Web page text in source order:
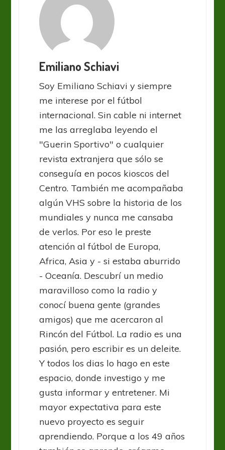
Emiliano Schiavi
Soy Emiliano Schiavi y siempre
me interese por el fútbol
internacional. Sin cable ni internet
me las arreglaba leyendo el
"Guerin Sportivo" o cualquier
revista extranjera que sólo se
conseguía en pocos kioscos del
Centro. También me acompañaba
algún VHS sobre la historia de los
mundiales y nunca me cansaba
de verlos. Por eso le preste
atención al fútbol de Europa,
Africa, Asia y - si estaba aburrido
- Oceanía. Descubrí un medio
maravilloso como la radio y
conocí buena gente (grandes
amigos) que me acercaron al
Rincón del Fútbol. La radio es una
pasión, pero escribir es un deleite.
Y todos los dias lo hago en este
espacio, donde investigo y me
gusta informar y entretener. Mi
mayor expectativa para este
nuevo proyecto es seguir
aprendiendo. Porque a los 49 años